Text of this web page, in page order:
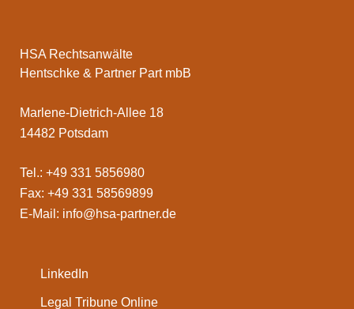
HSA Rechtsanwälte
Hentschke & Partner Part mbB
Marlene-Dietrich-Allee 18
14482 Potsdam
Tel.: +49 331 5856980
Fax: +49 331 58569899
E-Mail: info@hsa-partner.de
LinkedIn
Legal Tribune Online